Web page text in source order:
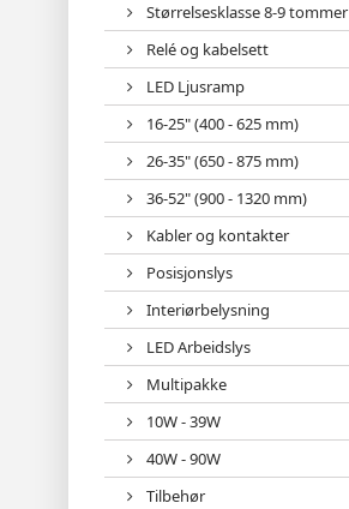
Størrelsesklasse 8-9 tommer
Relé og kabelsett
LED Ljusramp
16-25" (400 - 625 mm)
26-35" (650 - 875 mm)
36-52" (900 - 1320 mm)
Kabler og kontakter
Posisjonslys
Interiørbelysning
LED Arbeidslys
Multipakke
10W - 39W
40W - 90W
Tilbehør